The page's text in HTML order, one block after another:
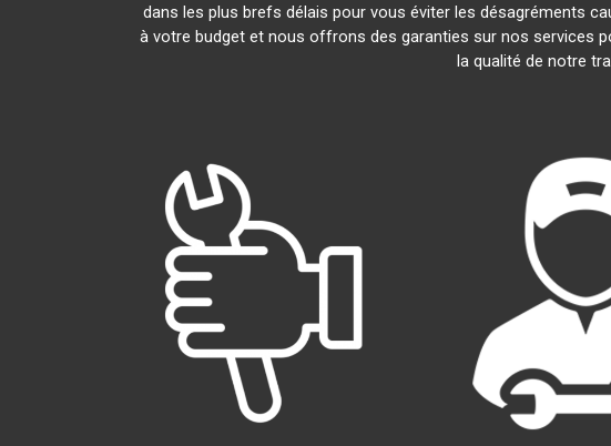
dans les plus brefs délais pour vous éviter les désagréments
à votre budget et nous offrons des garanties sur nos services
la qualité de notre